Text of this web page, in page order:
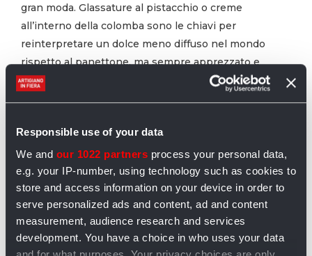
Responsible use of your data
We and our 1022 partners process your personal data,
e.g. your IP-number, using technology such as cookies to
store and access information on your device in order to
serve personalized ads and content, ad and content
measurement, audience research and services
development. You have a choice in who uses your data
gran moda. Glassature al pistacchio o creme
all’interno della colomba sono le chiavi per
reinterpretare un dolce meno diffuso nel mondo
rispetto al panettone, ma sempre apprezzato e
atteso con trepidazione in Italia.